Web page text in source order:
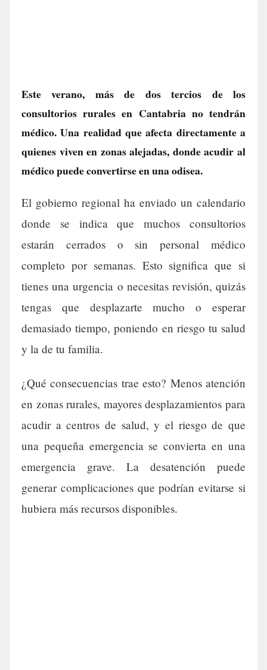
Este verano, más de dos tercios de los
consultorios rurales en Cantabria no tendrán
médico. Una realidad que afecta directamente a
quienes viven en zonas alejadas, donde acudir al
médico puede convertirse en una odisea.
El gobierno regional ha enviado un calendario
donde se indica que muchos consultorios
estarán cerrados o sin personal médico
completo por semanas. Esto significa que si
tienes una urgencia o necesitas revisión, quizás
tengas que desplazarte mucho o esperar
demasiado tiempo, poniendo en riesgo tu salud
y la de tu familia.
¿Qué consecuencias trae esto? Menos atención
en zonas rurales, mayores desplazamientos para
acudir a centros de salud, y el riesgo de que
una pequeña emergencia se convierta en una
emergencia grave. La desatención puede
generar complicaciones que podrían evitarse si
hubiera más recursos disponibles.